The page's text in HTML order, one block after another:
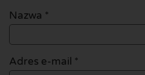
Nazwa *
Adres e-mail *